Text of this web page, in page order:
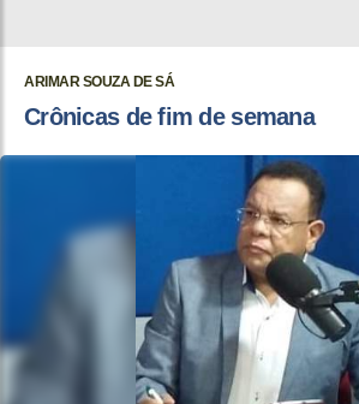
ARIMAR SOUZA DE SÁ
Crônicas de fim de semana